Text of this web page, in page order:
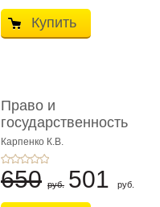
Купить
Право и
государственность
Древнего Двуречья. �
...
Карпенко К.В.
650 руб. 501 руб.